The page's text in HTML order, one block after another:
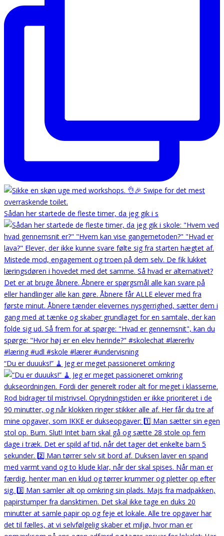
Sådan her startede de fleste timer, da jeg gik i s
“Du er duuuks!” 🧹 Jeg er meget passioneret omkring